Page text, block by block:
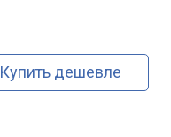
Купить дешевле